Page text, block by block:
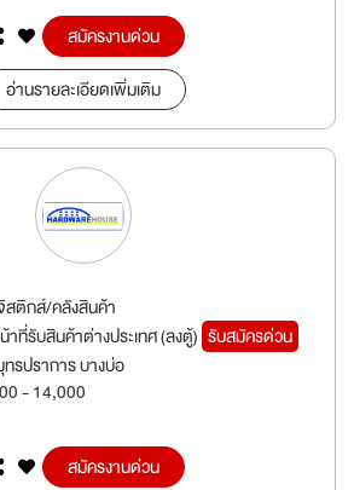
สมัครงานด่วน
อ่านรายละเอียดเพิ่มเติม
สติกส์/คลังสินค้า
าที่รับสินค้าต่างประเทศ (ลงตู้) รับสมัครด่วน
รปราการ บางบ่อ
- 14,000
สมัครงานด่วน